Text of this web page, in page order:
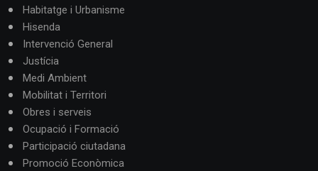
Habitatge i Urbanisme
Hisenda
Intervenció General
Justícia
Medi Ambient
Mobilitat i Territori
Obres i serveis
Ocupació i Formació
Participació ciutadana
Promoció Econòmica